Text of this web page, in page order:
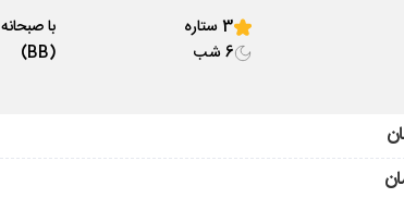
3 ستاره
6 شب
با صبحانه
(BB)